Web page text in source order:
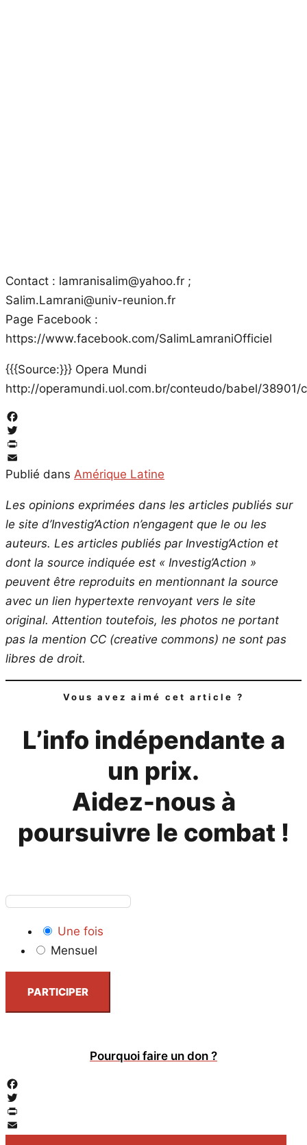
Contact : lamranisalim@yahoo.fr ;
Salim.Lamrani@univ-reunion.fr
Page Facebook :
https://www.facebook.com/SalimLamraniOfficiel
{{{Source:}}} Opera Mundi
http://operamundi.uol.com.br/conteudo/babel/
Facebook
Twitter
PrintFriendly
Email
Publié dans Amérique Latine
Les opinions exprimées dans les articles publiés sur
le site d’Investig’Action n’engagent que le ou les
auteurs. Les articles publiés par Investig’Action et
dont la source indiquée est « Investig’Action »
peuvent être reproduits en mentionnant la source
avec un lien hypertexte renvoyant vers le site
original. Attention toutefois, les photos ne portant
pas la mention CC (creative commons) ne sont pas
libres de droit.
Vous avez aimé cet article ?
L’info indépendante a
un prix.
Aidez-nous à
poursuivre le combat !
Une fois
Mensuel
PARTICIPER
Pourquoi faire un don ?
Facebook
Twitter
PrintFriendly
Email